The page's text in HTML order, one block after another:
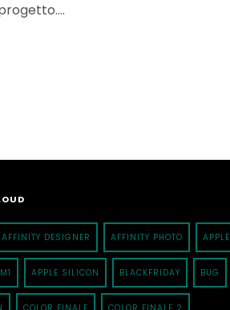
AFFINITY DESIGNER AFFINITY PHOTO APPLE
APPLE SILICON BLACKFRIDAY BUG